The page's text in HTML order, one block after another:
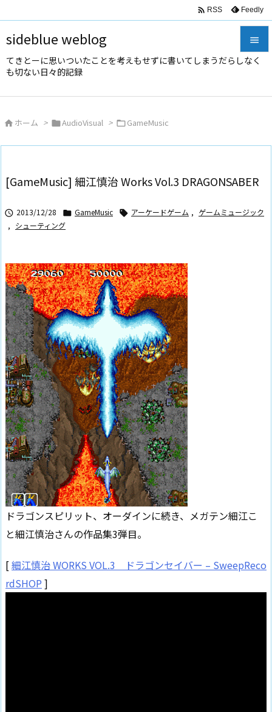
sideblue weblog
てきとーに思いついたことを考えもせずに書いてしまうだらしなく
も切ない日々的記録



検索
 RSS Feedly
 ホーム > AudioVisual > GameMusic
[GameMusic] 細江慎治 Works Vol.3 DRAGONSABER
 2013/12/28  GameMusic  アーケードゲーム , ゲームミュージック
, シューティング
ドラゴンスピリット、オーダインに続き、メガテン細江こ
と細江慎治さんの作品集3弾目。
[細江慎治 WORKS VOL.3 ドラゴンセイバー – SweepReco
rdSHOP ]